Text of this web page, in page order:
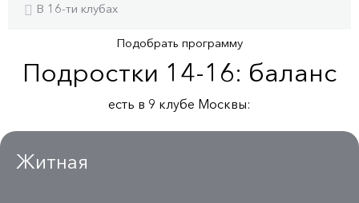
В 16-ти клубах
Подобрать программу
Подростки 14-16: баланс
есть в 9 клубe Москвы:
Житная